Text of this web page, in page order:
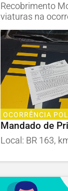
Recobrimento
viaturas na
OCORRÊNCIA
Mandado de
Local: BR 163,